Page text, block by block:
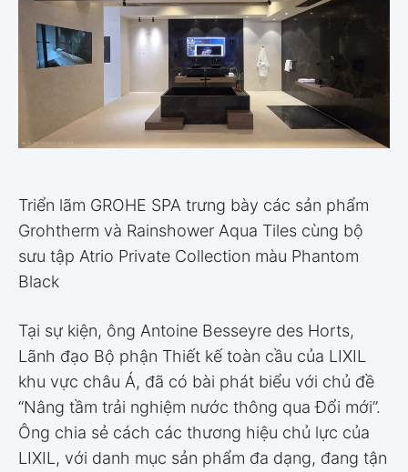
Triển lãm GROHE SPA trưng bày các sản phẩm
Grohtherm và Rainshower Aqua Tiles cùng bộ
sưu tập Atrio Private Collection màu Phantom
Black
Tại sự kiện, ông Antoine Besseyre des Horts,
Lãnh đạo Bộ phận Thiết kế toàn cầu của LIXIL
khu vực châu Á, đã có bài phát biểu với chủ đề
“Nâng tầm trải nghiệm nước thông qua Đổi mới”.
Ông chia sẻ cách các thương hiệu chủ lực của
LIXIL, với danh mục sản phẩm đa dạng, đang tận